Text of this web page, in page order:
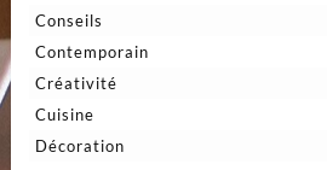
Conseils
Contemporain
Créativité
Cuisine
Décoration